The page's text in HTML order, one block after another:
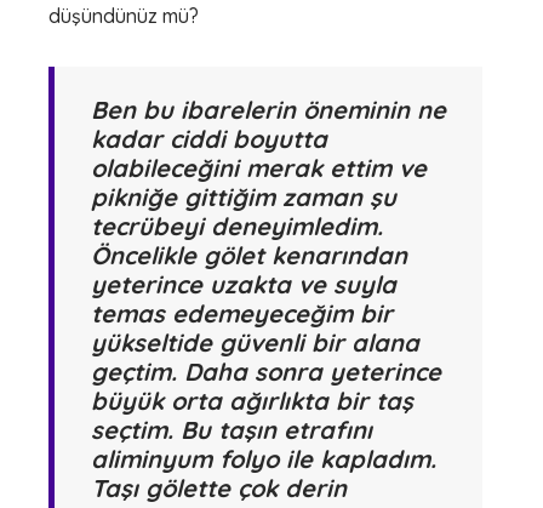
düşündünüz mü?
Ben bu ibarelerin öneminin ne
kadar ciddi boyutta
olabileceğini merak ettim ve
pikniğe gittiğim zaman şu
tecrübeyi deneyimledim.
Öncelikle gölet kenarından
yeterince uzakta ve suyla
temas edemeyeceğim bir
yükseltide güvenli bir alana
geçtim. Daha sonra yeterince
büyük orta ağırlıkta bir taş
seçtim. Bu taşın etrafını
aliminyum folyo ile kapladım.
Taşı gölette çok derin